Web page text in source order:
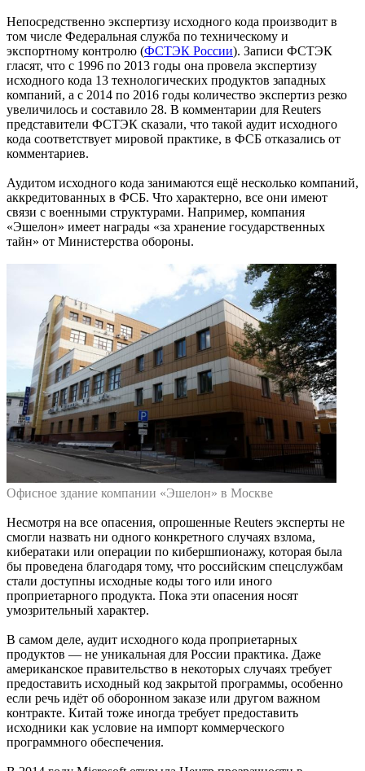
Непосредственно экспертизу исходного кода производит в
том числе Федеральная служба по техническому и
экспортному контролю (ФСТЭК России). Записи ФСТЭК
гласят, что с 1996 по 2013 годы она провела экспертизу
исходного кода 13 технологических продуктов западных
компаний, а с 2014 по 2016 годы количество экспертиз резко
увеличилось и составило 28. В комментарии для Reuters
представители ФСТЭК сказали, что такой аудит исходного
кода соответствует мировой практике, в ФСБ отказались от
комментариев.
Аудитом исходного кода занимаются ещё несколько компаний,
аккредитованных в ФСБ. Что характерно, все они имеют
связи с военными структурами. Например, компания
«Эшелон» имеет награды «за хранение государственных
тайн» от Министерства обороны.
Офисное здание компании «Эшелон» в Москве
Несмотря на все опасения, опрошенные Reuters эксперты не
смогли назвать ни одного конкретного случаях взлома,
кибератаки или операции по кибершпионажу, которая была
бы проведена благодаря тому, что российским спецслужбам
стали доступны исходные коды того или иного
проприетарного продукта. Пока эти опасения носят
умозрительный характер.
В самом деле, аудит исходного кода проприетарных
продуктов — не уникальная для России практика. Даже
американское правительство в некоторых случаях требует
предоставить исходный код закрытой программы, особенно
если речь идёт об оборонном заказе или другом важном
контракте. Китай тоже иногда требует предоставить
исходники как условие на импорт коммерческого
программного обеспечения.